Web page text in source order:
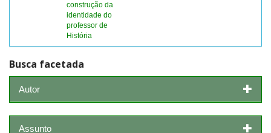
construção da
identidade do
professor de
História
Busca facetada
Autor
Assunto